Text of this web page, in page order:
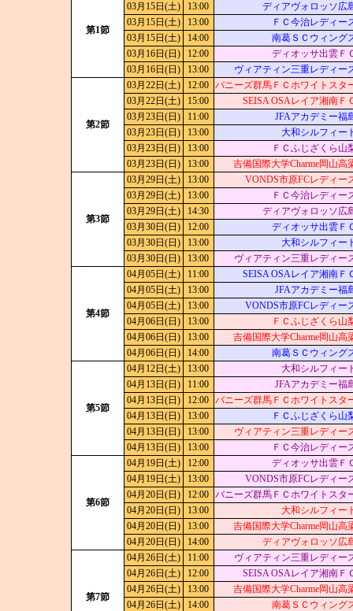
第1節
03月15日(土)
13:00
ディアヴォロッソ広
03月15日(土)
13:00
ＦＣ今治レディー
03月15日(土)
14:00
南葛ＳＣウィング
03月16日(日)
12:00
ディオッサ出雲Ｆ
03月16日(日)
13:00 ヴィアティン三重レディー
第2節
03月22日(土) 12:00 バニーズ群馬ＦＣホワイトスタ
03月22日(土)
15:00
SEISA OSAレイア湘南Ｆ
03月23日(日)
11:00
JFAアカデミー福
03月23日(日)
13:00
大和シルフィー
03月23日(日)
13:00
ＦＣふじざくら山
03月23日(日)
13:00 吉備国際大学Charme岡山高
第3節
03月29日(土) 13:00
VONDS市原FCレディー
03月29日(土)
13:00
ＦＣ今治レディー
03月29日(土)
14:30
ディアヴォロッソ広
03月30日(日)
12:00
ディオッサ出雲Ｆ
03月30日(日)
13:00
大和シルフィー
03月30日(日)
13:00 ヴィアティン三重レディー
第4節
04月05日(土) 11:00
SEISA OSAレイア湘南Ｆ
04月05日(土)
13:00
JFAアカデミー福
04月05日(土)
13:00
VONDS市原FCレディー
04月06日(日)
13:00
ＦＣふじざくら山
04月06日(日)
13:00
吉備国際大学Charme岡山高
04月06日(日)
14:00 南葛ＳＣウィング
第5節
04月12日(土) 13:00
大和シルフィー
04月13日(日)
11:00
JFAアカデミー福
04月13日(日)
12:00 バニーズ群馬ＦＣホワイトスタ
04月13日(日)
13:00
ＦＣふじざくら山
04月13日(日)
13:00
ヴィアティン三重レディー
04月13日(日)
13:00 ＦＣ今治レディー
第6節
04月19日(土) 12:00
ディオッサ出雲Ｆ
04月19日(土)
13:00
VONDS市原FCレディー
04月20日(日)
12:00 バニーズ群馬ＦＣホワイトスタ
04月20日(日)
13:00
大和シルフィー
04月20日(日)
13:00
吉備国際大学Charme岡山高
04月20日(日)
14:00 ディアヴォロッソ広
第7節
04月26日(土) 11:00
ヴィアティン三重レディー
04月26日(土)
12:00
SEISA OSAレイア湘南Ｆ
04月26日(土)
13:00
吉備国際大学Charme岡山高
04月26日(土)
14:00
南葛ＳＣウィング